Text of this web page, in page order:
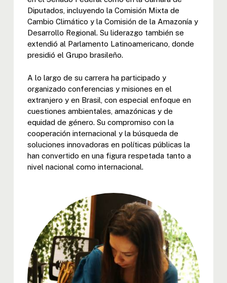
Diputados, incluyendo la Comisión Mixta de
Cambio Climático y la Comisión de la Amazonía y
Desarrollo Regional. Su liderazgo también se
extendió al Parlamento Latinoamericano, donde
presidió el Grupo brasileño.
A lo largo de su carrera ha participado y
organizado conferencias y misiones en el
extranjero y en Brasil, con especial enfoque en
cuestiones ambientales, amazónicas y de
equidad de género. Su compromiso con la
cooperación internacional y la búsqueda de
soluciones innovadoras en políticas públicas la
han convertido en una figura respetada tanto a
nivel nacional como internacional.